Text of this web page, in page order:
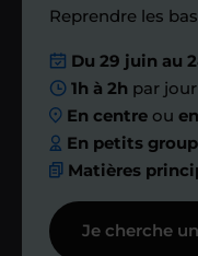
Nous
Afin de suivre
réalisés, votre
Reprendre les
Du 29 juin au
1h à 2h par
En centre ou
En petits
Matières
Je cherche